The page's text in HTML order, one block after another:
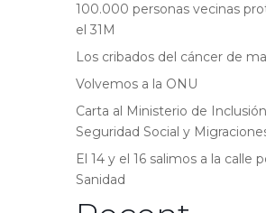
100.000 personas vecinas
el 31M
Los cribados del cáncer de
Volvemos a la ONU
Carta al Ministerio de
Seguridad Social y
El 14 y el 16 salimos a la calle
Sanidad